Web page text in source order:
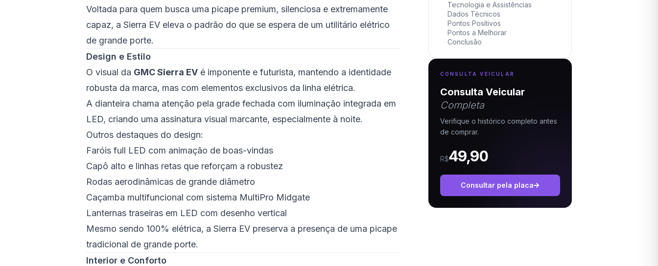
Voltada para quem busca uma picape premium, silenciosa e extremamente
capaz, a Sierra EV eleva o padrão do que se espera de um utilitário elétrico
de grande porte.
Design e Estilo
O visual da GMC Sierra EV é imponente e futurista, mantendo a identidade
robusta da marca, mas com elementos exclusivos da linha elétrica.
A dianteira chama atenção pela grade fechada com iluminação integrada em
LED, criando uma assinatura visual marcante, especialmente à noite.
Outros destaques do design:
Faróis full LED com animação de boas-vindas
Capô alto e linhas retas que reforçam a robustez
Rodas aerodinâmicas de grande diâmetro
Caçamba multifuncional com sistema MultiPro Midgate
Lanternas traseiras em LED com desenho vertical
Mesmo sendo 100% elétrica, a Sierra EV preserva a presença de uma picape
tradicional de grande porte.
Interior e Conforto
Tecnologia e Assistências
Dados Técnicos
Pontos Positivos
Pontos a Melhorar
Conclusão
CONSULTA VEICULAR
Consulta Veicular
Completa
Verifique o histórico completo antes
de comprar.
R$49,90
Consultar pela placa